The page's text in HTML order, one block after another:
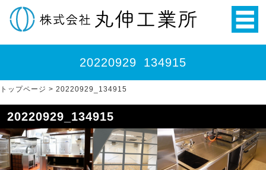
20220929_134915
トップページ > 20220929_134915
20220929_134915